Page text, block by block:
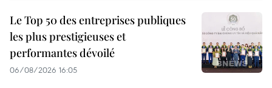
Le Top 50 des entreprises publiques
les plus prestigieuses et
performantes dévoilé
06/08/2026 16:05